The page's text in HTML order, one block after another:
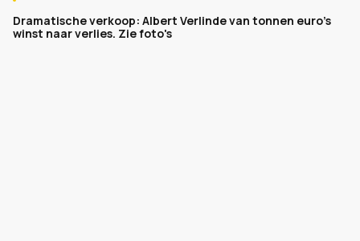
Dramatische verkoop: Albert Verlinde van tonnen euro's
winst naar verlies. Zie foto's